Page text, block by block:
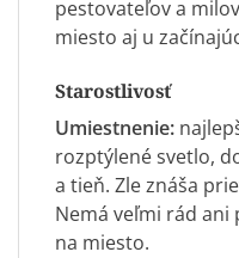
pestovateľov a
miesto aj u
Starostlivosť
Umiestnenie:
rozptýlené svetlo,
a tieň. Zle znáša
Nemá veľmi rád
na miesto.